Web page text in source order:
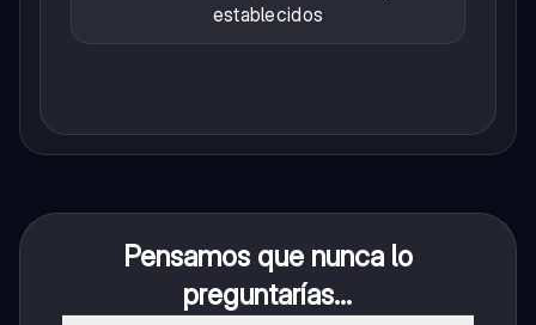
establecidos
Pensamos que nunca lo
preguntarías...